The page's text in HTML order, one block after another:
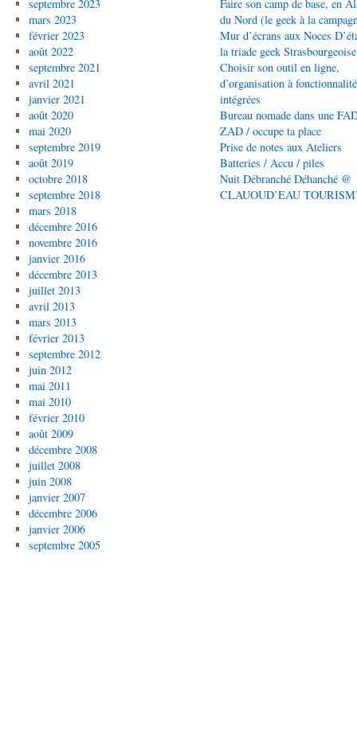
septembre 2023
mars 2023
février 2023
août 2022
septembre 2021
avril 2021
janvier 2021
août 2020
mai 2020
septembre 2019
août 2019
octobre 2018
septembre 2018
mars 2018
décembre 2016
novembre 2016
janvier 2016
décembre 2013
juillet 2013
avril 2013
mars 2013
février 2013
septembre 2012
juin 2012
mai 2011
mai 2010
février 2010
août 2009
décembre 2008
juillet 2008
juin 2008
janvier 2007
décembre 2006
janvier 2006
septembre 2005
Faire son camp de base, en
du Nord (le geek à la
Mur d’écrans aux Noces
la triade geek Strasbourgeoise
Choisir son outil en ligne,
d’organisation à
intégrées
Bureau nomade dans une
ZAD / occupe ta place
Prise de notes aux Ateliers
Batteries / Accu / piles
Nuit Débranché Déhanché @
CLAUOUD’EAU